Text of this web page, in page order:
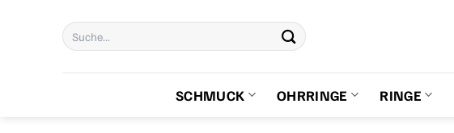
Suchen
nach:
SCHMUCK OHRRINGE RINGE